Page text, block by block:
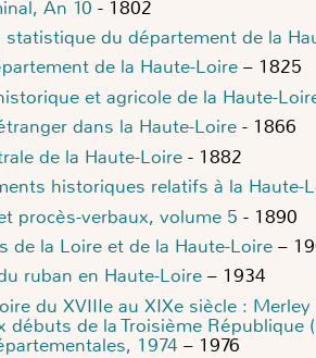
An 10 - 1802
statistique du département de la
de la Haute-Loire – 1825
et agricole de la Haute-
dans la Haute-Loire - 1866
de la Haute-Loire - 1882
historiques relatifs à la Haute-
procès-verbaux, volume 5 - 1890
de la Loire et de la Haute-Loire –
ruban en Haute-Loire – 1934
du XVIIIe au XIXe siècle :
débuts de la Troisième République
1974 – 1976